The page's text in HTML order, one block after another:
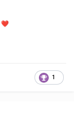
❤️
1